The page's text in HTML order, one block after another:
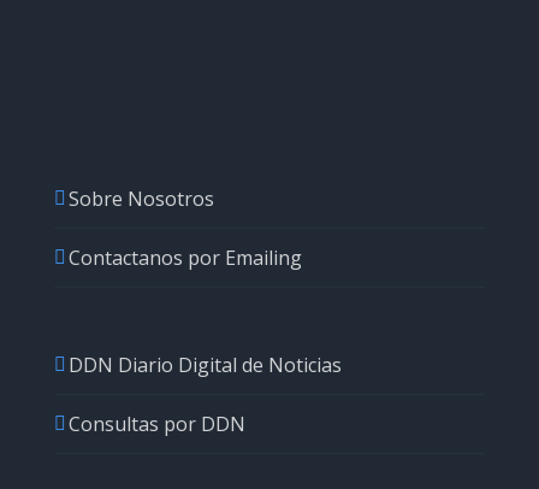
Sobre Nosotros
Contactanos por Emailing
DDN Diario Digital de Noticias
Consultas por DDN